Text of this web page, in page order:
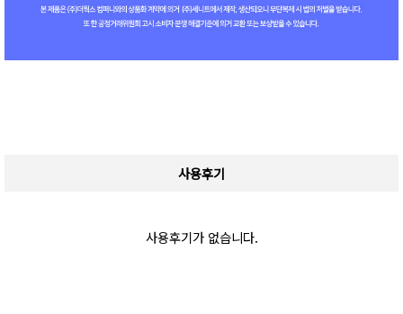
사용후기
사용후기가 없습니다.